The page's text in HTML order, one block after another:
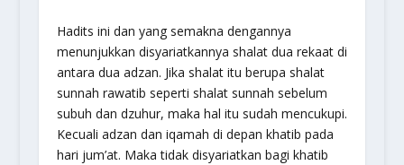
Hadits ini dan yang semakna dengannya
menunjukkan disyariatkannya shalat dua rekaat di
antara dua adzan. Jika shalat itu berupa shalat
sunnah rawatib seperti shalat sunnah sebelum
subuh dan dzuhur, maka hal itu sudah mencukupi.
Kecuali adzan dan iqamah di depan khatib pada
hari jum’at. Maka tidak disyariatkan bagi khatib